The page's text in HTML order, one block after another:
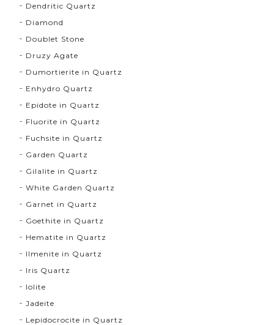
Dendritic Quartz
Diamond
Doublet Stone
Druzy Agate
Dumortierite in Quartz
Enhydro Quartz
Epidote in Quartz
Fluorite in Quartz
Fuchsite in Quartz
Garden Quartz
Gilalite in Quartz
White Garden Quartz
Garnet in Quartz
Goethite in Quartz
Hematite in Quartz
Ilmenite in Quartz
Iris Quartz
Iolite
Jadeite
Lepidocrocite in Quartz